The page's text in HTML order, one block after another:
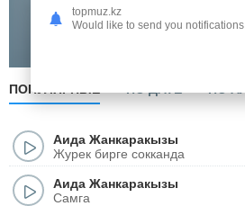
Слушать
ПОПУЛЯРНЫЕ
Аида Жанкаракызы
Журек бирге сокканда
Аида Жанкаракызы
Самга
topmuz.kz
Would like to send you notifications